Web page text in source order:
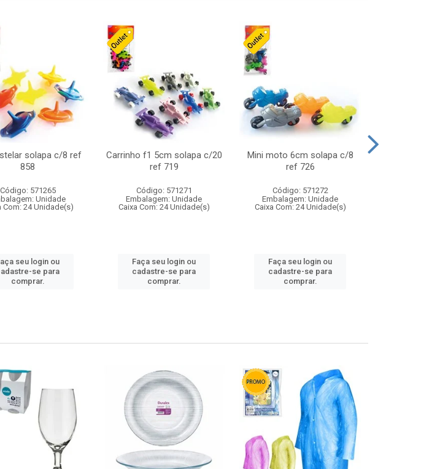
solapa c/8 ref
858
Código: 571265
Unidade
Com: 24 Unidade(s)
seu login ou
se para
comprar.
Carrinho f1 5cm solapa c/20
ref 719
Código: 571271
Embalagem: Unidade
Caixa Com: 24 Unidade(s)
Faça seu login ou
cadastre-se para
comprar.
Mini moto 6cm solapa c/8
ref 726
Código: 571272
Embalagem: Unidade
Caixa Com: 24 Unidade(s)
Faça seu login ou
cadastre-se para
comprar.